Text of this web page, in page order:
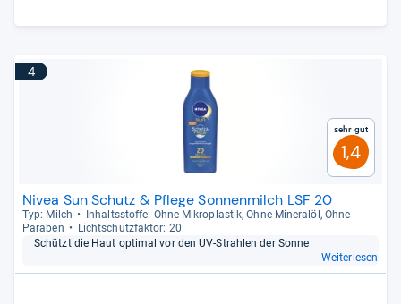
4
Sehr gut
1,4
Nivea Sun Schutz & Pflege Sonnenmilch LSF 20
Typ: Milch
Inhaltss­toffe: Ohne Mikro­plas­tik, Ohne Mine­ralöl, Ohne
Para­ben
Licht­schutz­fak­tor: 20
Schützt die Haut opti­mal vor den UV-​Strah­len der Sonne
Weiterlesen